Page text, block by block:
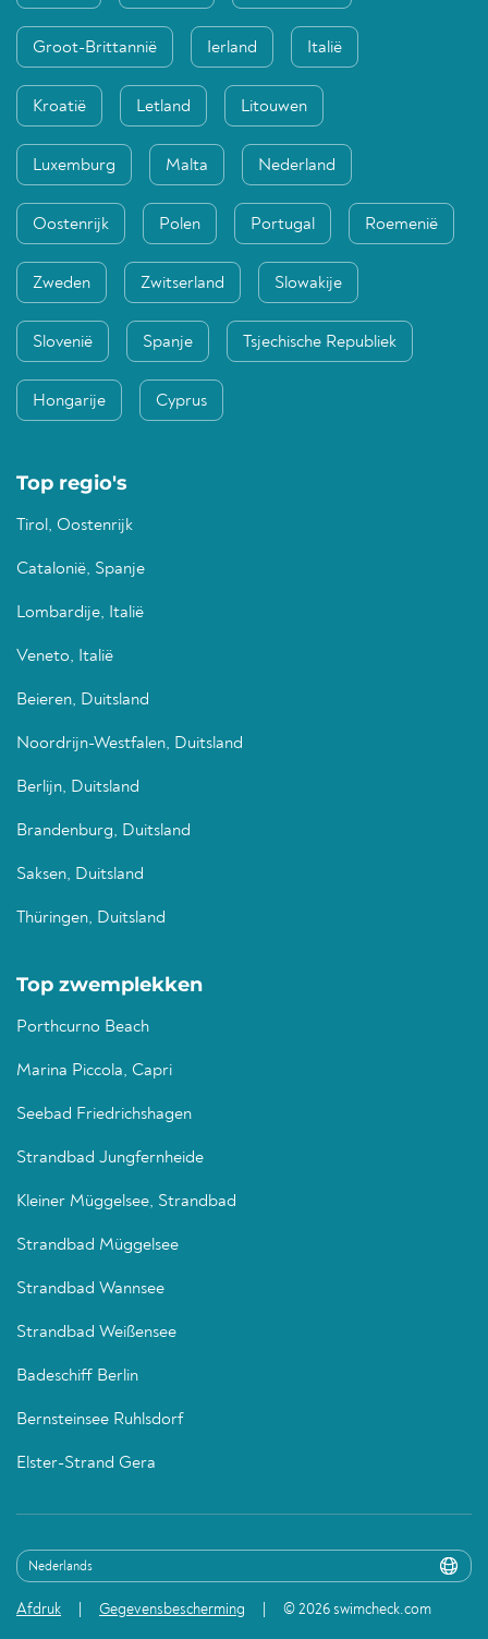
Groot-Brittannië Ierland Italië
Kroatië Letland Litouwen
Luxemburg Malta Nederland
Oostenrijk Polen Portugal Roemenië
Zweden Zwitserland Slowakije
Slovenië Spanje Tsjechische Republiek
Hongarije Cyprus
Top regio's
Tirol, Oostenrijk
Catalonië, Spanje
Lombardije, Italië
Veneto, Italië
Beieren, Duitsland
Noordrijn-Westfalen, Duitsland
Berlijn, Duitsland
Brandenburg, Duitsland
Saksen, Duitsland
Thüringen, Duitsland
Top zwemplekken
Porthcurno Beach
Marina Piccola, Capri
Seebad Friedrichshagen
Strandbad Jungfernheide
Kleiner Müggelsee, Strandbad
Strandbad Müggelsee
Strandbad Wannsee
Strandbad Weißensee
Badeschiff Berlin
Bernsteinsee Ruhlsdorf
Elster-Strand Gera
Afdruk Gegevensbescherming © 2026 swimcheck.com